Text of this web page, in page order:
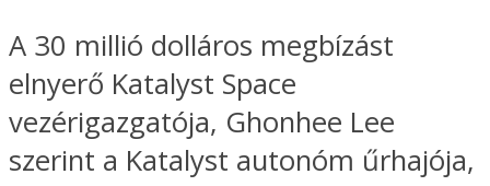
A 30 millió dolláros megbízást
elnyerő Katalyst Space
vezérigazgatója, Ghonhee Lee
szerint a Katalyst autonóm űrhajója,